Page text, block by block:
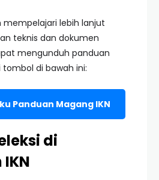
mempelajari lebih lanjut
teknis dan dokumen
mengunduh panduan
di bawah ini:
Panduan Magang IKN
di